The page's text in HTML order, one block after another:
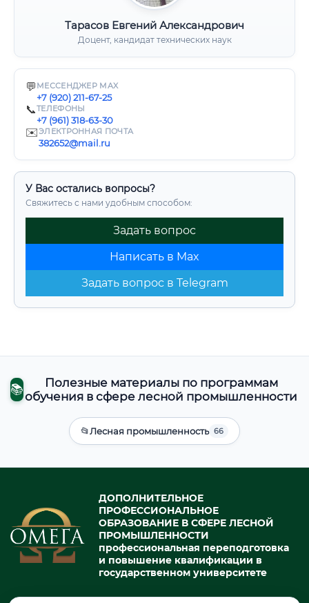
Тарасов Евгений Александрович
Доцент, кандидат технических наук
💬 МЕССЕНДЖЕР MAX
+7 (920) 211-67-25
📞ТЕЛЕФОНЫ
+7 (961) 318-63-30
✉️ЭЛЕКТРОННАЯ ПОЧТА
382652@mail.ru
У Вас остались вопросы?
Свяжитесь с нами удобным способом:
Задать вопрос
Написать в Max
Задать вопрос в Telegram
📚
Полезные материалы по программам
обучения в сфере лесной промышленности
📂Лесная промышленность 66
ДОПОЛНИТЕЛЬНОЕ
ПРОФЕССИОНАЛЬНОЕ
ОБРАЗОВАНИЕ В СФЕРЕ ЛЕСНОЙ
ПРОМЫШЛЕННОСТИ
профессиональная переподготовка
и повышение квалификации в
государственном университете